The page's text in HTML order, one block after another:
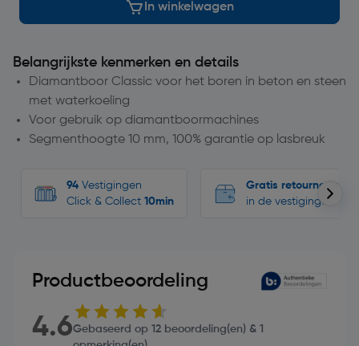
In winkelwagen
Belangrijkste kenmerken en details
Diamantboor Classic voor het boren in beton en steen
met waterkoeling
Voor gebruik op diamantboormachines
Segmenthoogte 10 mm, 100% garantie op lasbreuk
94 Vestigingen
Click & Collect 10min
Gratis retourneren
in de vestigingen
Productbeoordeling
4.6Gebaseerd op 12 beoordeling(en) & 1